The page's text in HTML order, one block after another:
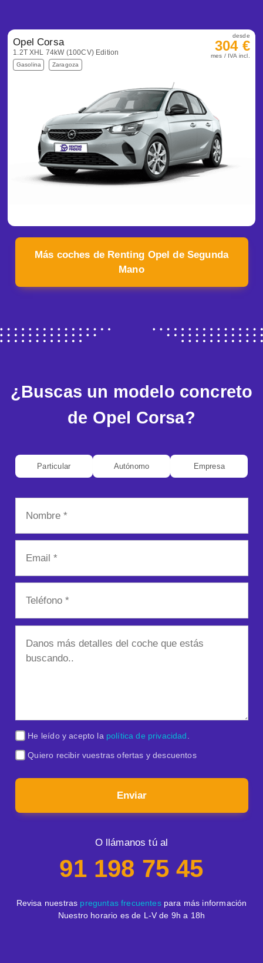
Opel Corsa
1.2T XHL 74kW (100CV) Edition
Gasolina Zaragoza
desde
304 €
mes / IVA incl.
Más coches de Renting Opel de Segunda
Mano
¿Buscas un modelo concreto
de Opel Corsa?
Particular Autónomo Empresa
He leído y acepto la política de privacidad
Quiero recibir vuestras ofertas y descuentos
Enviar
O llámanos tú al
91 198 75 45
Revisa nuestras preguntas frecuentespara más información
Nuestro horario es de L-V de 9h a 18h